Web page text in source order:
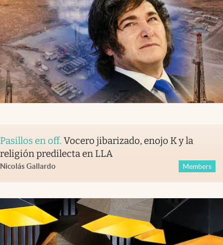
Pasillos en off. Vocero jibarizado, enojo K y la
religión predilecta en LLA
Nicolás Gallardo Members